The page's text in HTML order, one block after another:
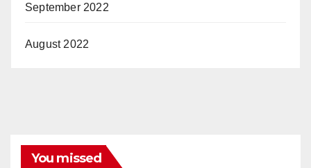
September 2022
August 2022
You missed